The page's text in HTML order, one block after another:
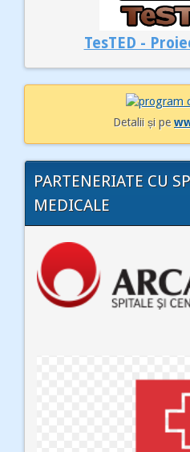
TesTED -
Detalii și pe
PARTENERIATE CU
MEDICALE